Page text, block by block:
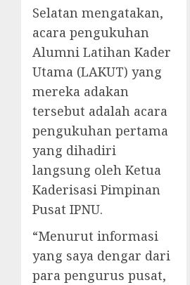
Selatan mengatakan,
acara pengukuhan
Alumni Latihan Kader
Utama (LAKUT) yang
mereka adakan
tersebut adalah acara
pengukuhan pertama
yang dihadiri
langsung oleh Ketua
Kaderisasi Pimpinan
Pusat IPNU.
“Menurut informasi
yang saya dengar dari
para pengurus pusat,